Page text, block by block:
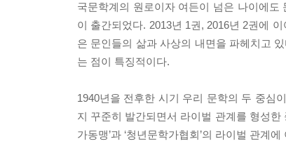
국문학계의 원로이자 여든이 넘은 나이에도
이 출간되었다. 2013년 1권, 2016년 2권에
은 문인들의 삶과 사상의 내면을 파헤치고
는 점이 특징적이다.
1940년을 전후한 시기 우리 문학의 두 중심
지 꾸준히 발간되면서 라이벌 관계를 형성
가동맹’과 ‘청년문학가협회’의 라이벌 관계